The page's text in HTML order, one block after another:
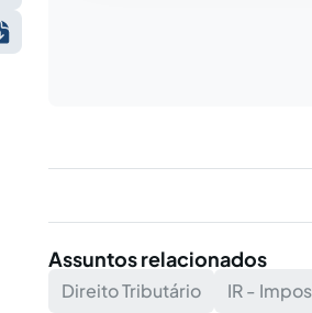
Assuntos relacionados
Direito Tributário IR -